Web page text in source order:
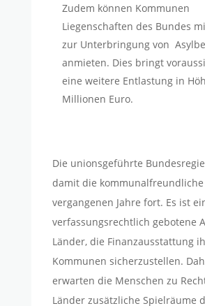
Zudem können Kommunen
Liegenschaften des Bundes
zur Unterbringung von
anmieten. Dies bringt
eine weitere Entlastung in
Millionen Euro.
Die unionsgeführte
damit die
vergangenen Jahre fort. Es ist
verfassungsrechtlich gebotene
Länder, die Finanzausstattung
Kommunen sicherzustellen.
erwarten die Menschen zu
Länder zusätzliche Spielräume